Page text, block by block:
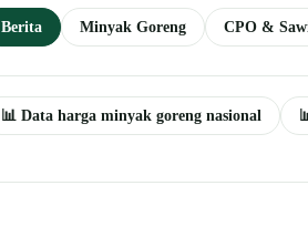
Berita Minyak Goreng CPO &
📊 Data harga minyak goreng nasional